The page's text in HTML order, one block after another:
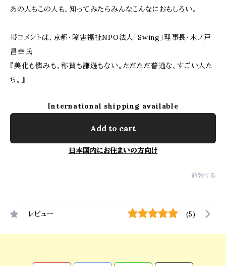
あの人もこの人も、知ってみたらみんなこんなにおもしろい。
帯コメントは、京都・障害福祉NPO法人「Swing」理事長・木ノ戸
昌幸氏
『美化も憐みも、称賛も謙遜もない。ただただ普通な、すごい人た
ち。』
International shipping available
Add to cart
日本国内にお住まいの方向け
通報する
レビュー (5)